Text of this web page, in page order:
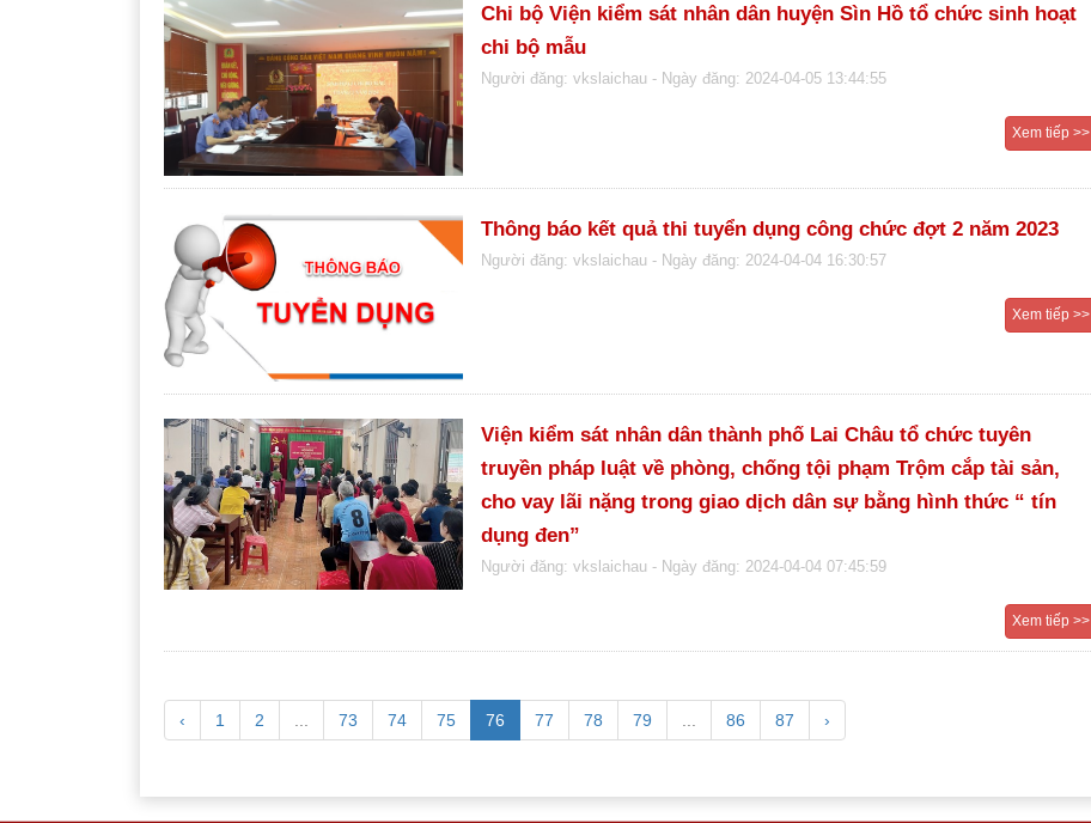
Chi bộ Viện kiểm sát nhân dân huyện Sìn Hồ tổ chức sinh hoạt
chi bộ mẫu
Người đăng: vkslaichau - Ngày đăng: 2024-04-05 13:44:55
Xem tiếp >>
Thông báo kết quả thi tuyển dụng công chức đợt 2 năm 2023
Người đăng: vkslaichau - Ngày đăng: 2024-04-04 16:30:57
Xem tiếp >>
Viện kiểm sát nhân dân thành phố Lai Châu tổ chức tuyên
truyền pháp luật về phòng, chống tội phạm Trộm cắp tài sản,
cho vay lãi nặng trong giao dịch dân sự bằng hình thức “ tín
dụng đen”
Người đăng: vkslaichau - Ngày đăng: 2024-04-04 07:45:59
Xem tiếp >>
‹ 1 2 73 74 75 76 77 78 79 86 87 ›